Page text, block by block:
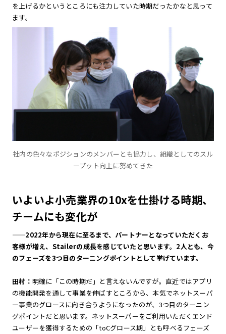
を上げるかというところにも注力していた時期だったかなと思って
ます。
社内の色々なポジションのメンバーとも協力し、組織としてのスル
ープット向上に努めてきた
いよいよ小売業界の10xを仕掛ける時期、
チームにも変化が
——2022年から現在に至るまで、パートナーとなっていただくお
客様が増え、Stailerの成長を感じていたと思います。2人とも、今
のフェーズを3つ目のターニングポイントとして挙げています。
田村： 明確に「この時期だ」と言えないんですが。直近ではアプリ
の機能開発を通して事業を伸ばすところから、本気でネットスーパ
ー事業のグロースに向き合うようになったのが、3つ目のターニン
グポイントだと思います。ネットスーパーをご利用いただくエンド
ユーザーを獲得するための「toCグロース期」とも呼べるフェーズ